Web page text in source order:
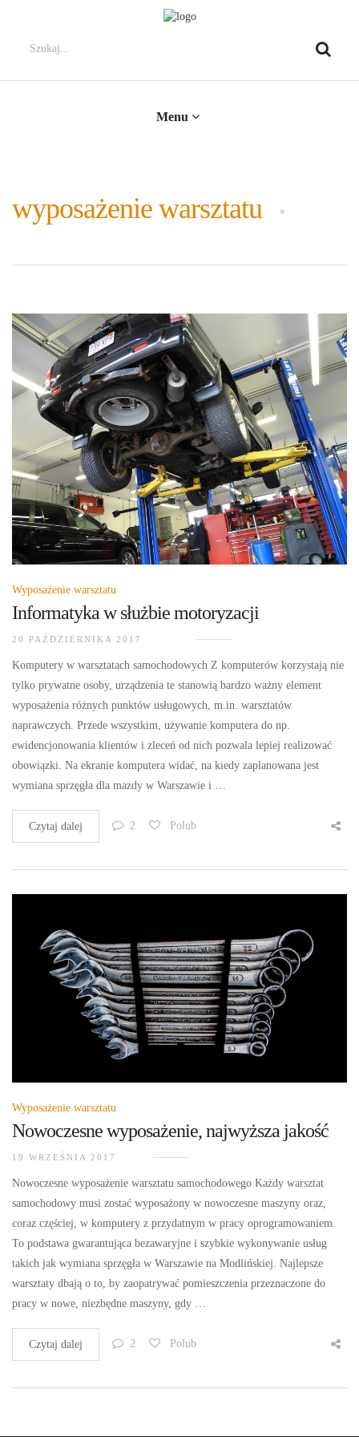
Menu
wyposażenie warsztatu
Wyposażenie warsztatu
Informatyka w służbie motoryzacji
20 PAŹDZIERNIKA 2017
Komputery w warsztatach samochodowych Z komputerów korzystają nie
tylko prywatne osoby, urządzenia te stanowią bardzo ważny element
wyposażenia różnych punktów usługowych, m.in. warsztatów
naprawczych. Przede wszystkim, używanie komputera do np.
ewidencjonowania klientów i zleceń od nich pozwala lepiej realizować
obowiązki. Na ekranie komputera widać, na kiedy zaplanowana jest
wymiana sprzęgła dla mazdy w Warszawie i …
Czytaj dalej 2 Polub
Wyposażenie warsztatu
Nowoczesne wyposażenie, najwyższa jakość
19 WRZEŚNIA 2017
Nowoczesne wyposażenie warsztatu samochodowego Każdy warsztat
samochodowy musi zostać wyposażony w nowoczesne maszyny oraz,
coraz częściej, w komputery z przydatnym w pracy oprogramowaniem.
To podstawa gwarantująca bezawaryjne i szybkie wykonywanie usług
takich jak wymiana sprzęgła w Warszawie na Modlińskiej. Najlepsze
warsztaty dbają o to, by zaopatrywać pomieszczenia przeznaczone do
pracy w nowe, niezbędne maszyny, gdy …
Czytaj dalej 2 Polub